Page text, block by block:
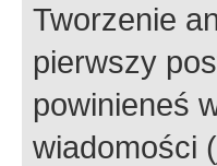
Tworzenie
pierwszy
powinieneś
wiadomości